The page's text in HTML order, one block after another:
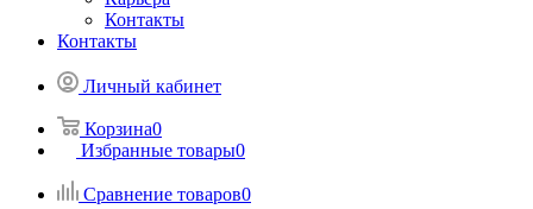
Контакты
Контакты
Личный кабинет
Корзина0
Избранные товары0
Сравнение товаров0